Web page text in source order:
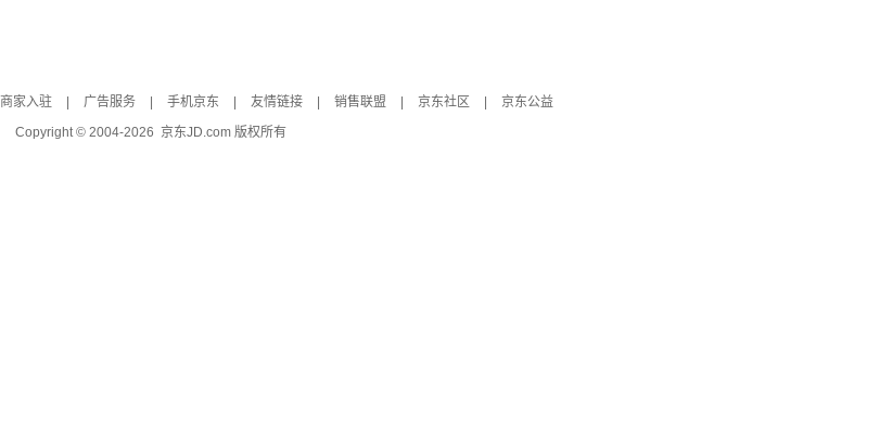
商家入驻 广告服务 手机京东 友情链接 销售联盟 京东社区
京东公益
Copyright © 2004-2026 京东JD.com 版权所有